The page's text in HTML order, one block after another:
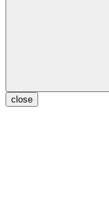
close